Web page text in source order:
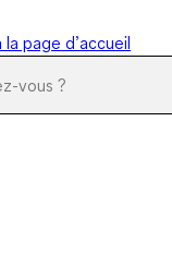
page d’accueil